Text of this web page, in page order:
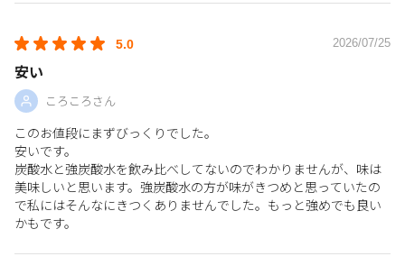
5.0 2026/07/25
安い
ころころさん
このお値段にまずびっくりでした。
安いです。
炭酸水と強炭酸水を飲み比べしてないのでわかりませんが、味は
美味しいと思います。強炭酸水の方が味がきつめと思っていたの
で私にはそんなにきつくありませんでした。もっと強めでも良い
かもです。